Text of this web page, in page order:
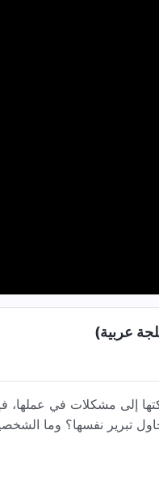
عربية)
إلى مشكلات في عملها،
تبرير نفسها؟ وما